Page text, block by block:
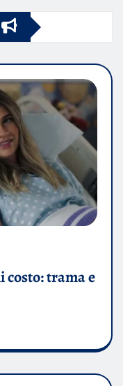
costo: trama e